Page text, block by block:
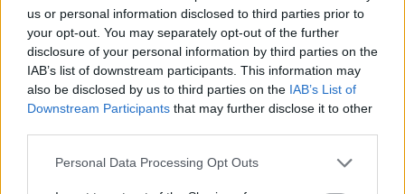
us or personal information disclosed to third parties prior to
your opt-out. You may separately opt-out of the further
disclosure of your personal information by third parties on the
IAB’s list of downstream participants. This information may
also be disclosed by us to third parties on the IAB’s List of
Downstream Participants that may further disclose it to other
Personal Data Processing Opt Outs
Předchozí článek
Milan Peroutka přiletí o víkendu
do HogoFogo divadla na
perutích
Následující článek
Kvůli nepříznivému počasí se
v Milínské bude pracovat i v noci